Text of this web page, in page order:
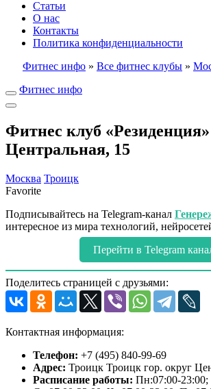
Статьи
О нас
Контакты
Политика конфиденциальности
Фитнес инфо » Все фитнес клубы »
Фитнес инфо
Фитнес клуб «Резиденция»
Центральная, 15
Москва Троицк
Favorite
Подписывайтесь на Telegram-канал
интересное из мира технологий,
Перейти в Telegram
Поделитесь страницей с друзьями:
Контактная информация:
Телефон: +7 (495) 840-99-69
Адрес: Троицк Троицк гор. округ
Расписание работы: Пн:07:00-23:00;